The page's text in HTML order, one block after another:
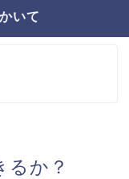
いて
るか？